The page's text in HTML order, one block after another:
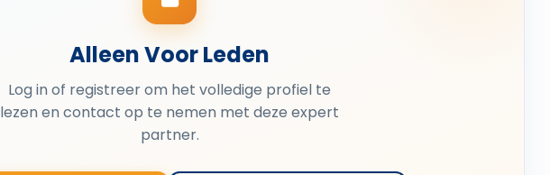
Alleen Voor Leden
Log in of registreer om het volledige profiel te
lezen en contact op te nemen met deze expert
partner.